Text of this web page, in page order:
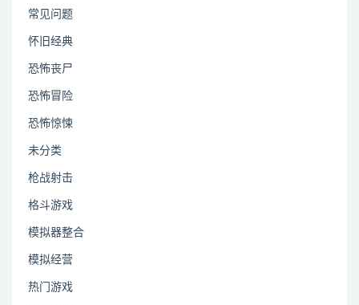
常见问题
怀旧经典
恐怖丧尸
恐怖冒险
恐怖惊悚
未分类
枪战射击
格斗游戏
模拟器整合
模拟经营
热门游戏